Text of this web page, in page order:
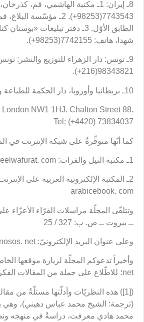
8ـ إيران: 1ـ مكتبة الهاشمي، قم،
7743543(98253+). 2ـ مؤسّسة
الطابق الأوّل. 3ـ دفتر تبليغات
شهدا، هاتف: 7742155(98253+).
9ـ تونس: دار الزهراء للتوزيع والنشر:
98343821(216+).
10ـ بريطانيا وأوروپا، دار الحكمة للطباعة والنشر والتوزيع:
NW1 1HJ. Chalton Street 88.
Tel: (+4420) 73834037
كما أنّها متوفِّرةٌ على شبكة الإنترنت في
1ـ مكتبة النيل والفرات: http: //www. neelwafurat. com
arabicebook. com
وتتلقّى المجلّة مراسلات القرّاء الأعزّاء
ــ بيروت ــ ص. ب: 327 / 25
وعلى عنوان البريد الإلكترونيّ: info@nosos. net
net؛ للاطّلاع على جملة من المقالات الفكريّة والثقافيّة المهمّة.
([1]) هذه النظريّات وأدلّتها مستلّةٌ من
(ترجمة: الشيخ محمد عباس دهيني)، وهي
محمد هادي معرفت، دراسةٌ في منهجه